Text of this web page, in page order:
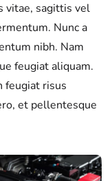
vitae, sagittis vel
Nunc a
nibh. Nam
feugiat aliquam.
feugiat risus
et pellentesque